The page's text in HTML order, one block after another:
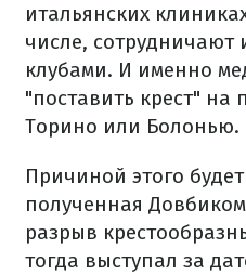
итальянских
числе, сотрудничают
клубами. И именно
"поставить крест" на
Торино или Болонью.
Причиной этого
полученная
разрыв
тогда выступал за